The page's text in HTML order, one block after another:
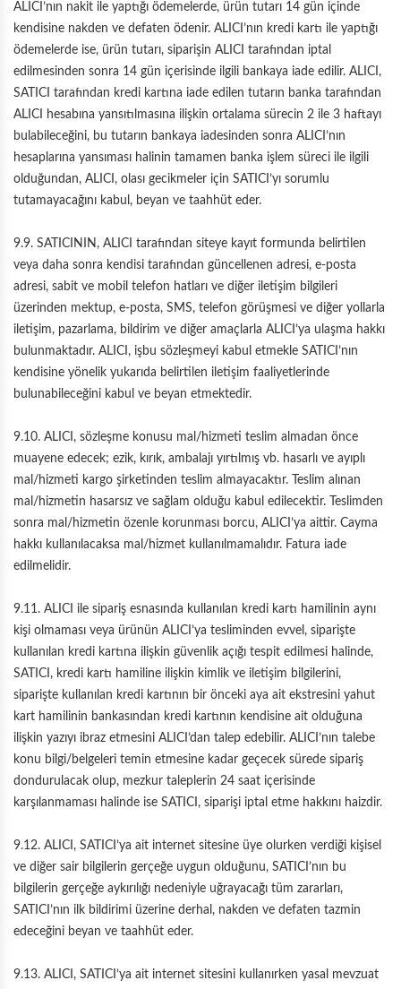
ALICI’nın nakit ile yaptığı ödemelerde, ürün tutarı 14 gün içinde
kendisine nakden ve defaten ödenir. ALICI’nın kredi kartı ile yaptığı
ödemelerde ise, ürün tutarı, siparişin ALICI tarafından iptal
edilmesinden sonra 14 gün içerisinde ilgili bankaya iade edilir. ALICI,
SATICI tarafından kredi kartına iade edilen tutarın banka tarafından
ALICI hesabına yansıtılmasına ilişkin ortalama sürecin 2 ile 3 haftayı
bulabileceğini, bu tutarın bankaya iadesinden sonra ALICI’nın
hesaplarına yansıması halinin tamamen banka işlem süreci ile ilgili
olduğundan, ALICI, olası gecikmeler için SATICI’yı sorumlu
tutamayacağını kabul, beyan ve taahhüt eder.
9.9. SATICININ, ALICI tarafından siteye kayıt formunda belirtilen
veya daha sonra kendisi tarafından güncellenen adresi, e-posta
adresi, sabit ve mobil telefon hatları ve diğer iletişim bilgileri
üzerinden mektup, e-posta, SMS, telefon görüşmesi ve diğer yollarla
iletişim, pazarlama, bildirim ve diğer amaçlarla ALICI’ya ulaşma hakkı
bulunmaktadır. ALICI, işbu sözleşmeyi kabul etmekle SATICI’nın
kendisine yönelik yukarıda belirtilen iletişim faaliyetlerinde
bulunabileceğini kabul ve beyan etmektedir.
9.10. ALICI, sözleşme konusu mal/hizmeti teslim almadan önce
muayene edecek; ezik, kırık, ambalajı yırtılmış vb. hasarlı ve ayıplı
mal/hizmeti kargo şirketinden teslim almayacaktır. Teslim alınan
mal/hizmetin hasarsız ve sağlam olduğu kabul edilecektir. Teslimden
sonra mal/hizmetin özenle korunması borcu, ALICI’ya aittir. Cayma
hakkı kullanılacaksa mal/hizmet kullanılmamalıdır. Fatura iade
edilmelidir.
9.11. ALICI ile sipariş esnasında kullanılan kredi kartı hamilinin aynı
kişi olmaması veya ürünün ALICI’ya tesliminden evvel, siparişte
kullanılan kredi kartına ilişkin güvenlik açığı tespit edilmesi halinde,
SATICI, kredi kartı hamiline ilişkin kimlik ve iletişim bilgilerini,
siparişte kullanılan kredi kartının bir önceki aya ait ekstresini yahut
kart hamilinin bankasından kredi kartının kendisine ait olduğuna
ilişkin yazıyı ibraz etmesini ALICI’dan talep edebilir. ALICI’nın talebe
konu bilgi/belgeleri temin etmesine kadar geçecek sürede sipariş
dondurulacak olup, mezkur taleplerin 24 saat içerisinde
karşılanmaması halinde ise SATICI, siparişi iptal etme hakkını haizdir.
9.12. ALICI, SATICI’ya ait internet sitesine üye olurken verdiği kişisel
ve diğer sair bilgilerin gerçeğe uygun olduğunu, SATICI’nın bu
bilgilerin gerçeğe aykırılığı nedeniyle uğrayacağı tüm zararları,
SATICI’nın ilk bildirimi üzerine derhal, nakden ve defaten tazmin
edeceğini beyan ve taahhüt eder.
9.13. ALICI, SATICI’ya ait internet sitesini kullanırken yasal mevzuat